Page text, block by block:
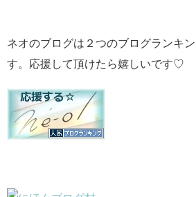
ネオのブログは２つのブログランキ
す。応援して頂けたら嬉しいです♡